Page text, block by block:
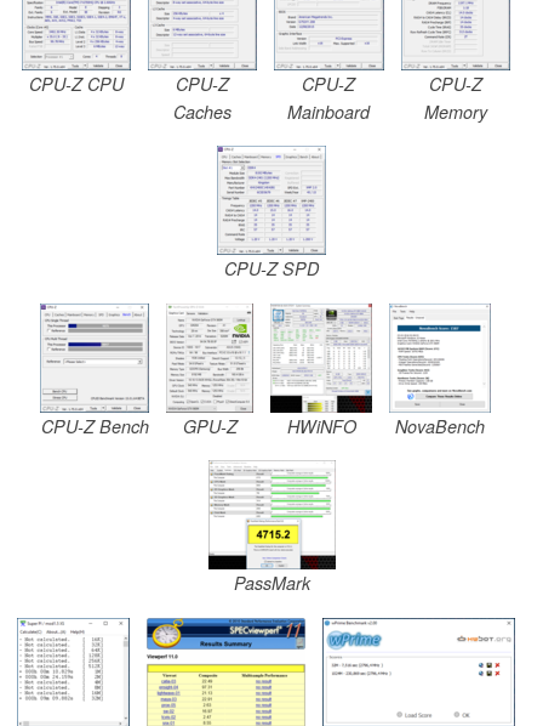
CPU-Z CPU
CPU-Z
Caches
CPU-Z
Mainboard
CPU-Z
Memory
CPU-Z SPD
CPU-Z Bench GPU-Z HWiNFO NovaBench
PassMark